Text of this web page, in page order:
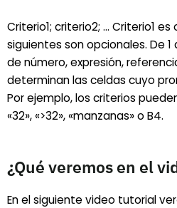
Criterio1; criterio2; … Criterio1
siguientes son opcionales. De
de número, expresión,
determinan las celdas cuyo
Por ejemplo, los criterios
«32», «>32», «manzanas» o B4.
¿Qué veremos en el
En el siguiente video tutorial